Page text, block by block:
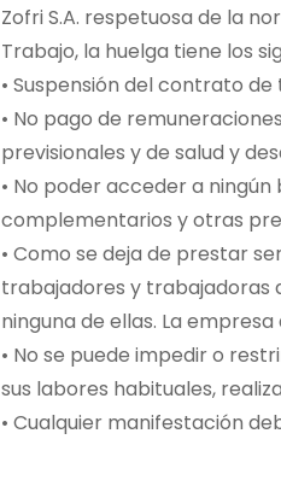
Zofri S.A. respetuosa de la
Trabajo, la huelga tiene los
• Suspensión del contrato de
• No pago de
previsionales y de salud y
• No poder acceder a
complementarios y otras
• Como se deja de prestar
trabajadores y trabajadoras
ninguna de ellas. La
• No se puede impedir o
sus labores habituales,
• Cualquier manifestación